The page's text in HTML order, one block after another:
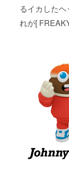
るイカした
れが[